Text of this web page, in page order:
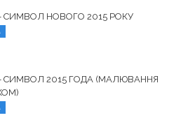
СИМВОЛ НОВОГО 2015 РОКУ
СИМВОЛ 2015 ГОДА (МАЛЮВАННЯ